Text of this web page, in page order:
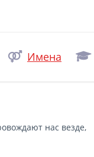
Имена
нас везде,